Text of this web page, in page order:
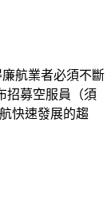
航業者必須不斷
招募空服員（須
快速發展的趨